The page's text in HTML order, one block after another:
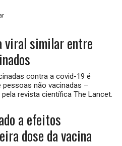
viral similar entre
contra a covid-19 é
não vacinadas –
revista científica The Lancet.
a efeitos
dose da vacina